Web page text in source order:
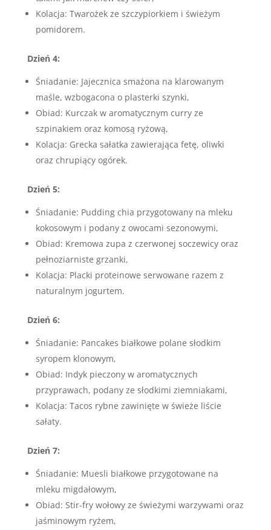
Kolacja: Twarożek ze szczypiorkiem i świeżym
pomidorem.
Dzień 4:
Śniadanie: Jajecznica smażona na klarowanym
maśle, wzbogacona o plasterki szynki,
Obiad: Kurczak w aromatycznym curry ze
szpinakiem oraz komosą ryżową,
Kolacja: Grecka sałatka zawierająca fetę, oliwki
oraz chrupiący ogórek.
Dzień 5:
Śniadanie: Pudding chia przygotowany na mleku
kokosowym i podany z owocami sezonowymi,
Obiad: Kremowa zupa z czerwonej soczewicy oraz
pełnoziarniste grzanki,
Kolacja: Placki proteinowe serwowane razem z
naturalnym jogurtem.
Dzień 6:
Śniadanie: Pancakes białkowe polane słodkim
syropem klonowym,
Obiad: Indyk pieczony w aromatycznych
przyprawach, podany ze słodkimi ziemniakami,
Kolacja: Tacos rybne zawinięte w świeże liście
sałaty.
Dzień 7:
Śniadanie: Muesli białkowe przygotowane na
mleku migdałowym,
Obiad: Stir-fry wołowy ze świeżymi warzywami oraz
jaśminowym ryżem,